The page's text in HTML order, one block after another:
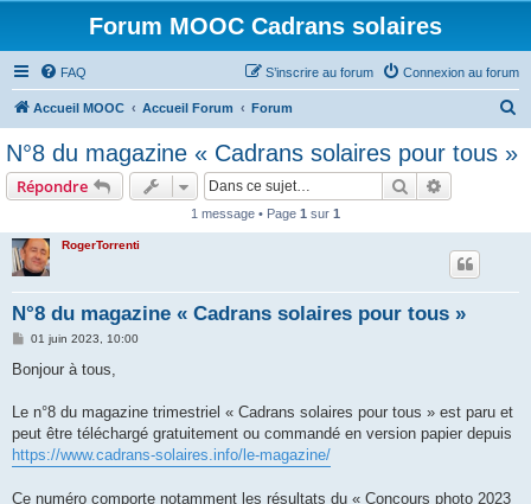
Forum MOOC Cadrans solaires
FAQ Connexion au forum
S’inscrire au forum
Accueil MOOC Accueil Forum Forum
N°8 du magazine « Cadrans solaires pour tous »
Répondre Rechercher
1 message • Page 1 sur 1
RogerTorrenti
N°8 du magazine « Cadrans solaires pour tous »
M
s
g
01 juin 2023, 10:00
Bonjour à tous,
Le n°8 du magazine trimestriel « Cadrans solaires pour tous » est paru et
peut être téléchargé gratuitement ou commandé en version papier depuis
https://www.cadrans-solaires.info/le-magazine/
Ce numéro comporte notamment les résultats du « Concours photo 2023